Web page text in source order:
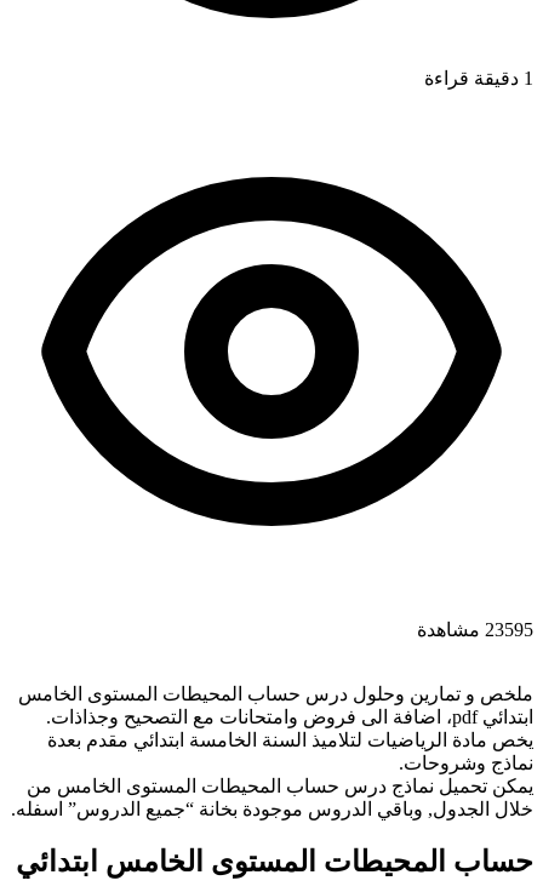
1 دقيقة قراءة
23595 مشاهدة
ملخص و تمارين وحلول درس حساب المحيطات المستوى الخامس
ابتدائي pdf، اضافة الى فروض وامتحانات مع التصحيح وجذاذات.
يخص مادة الرياضيات لتلاميذ السنة الخامسة ابتدائي مقدم بعدة
نماذج وشروحات.
يمكن تحميل نماذج درس حساب المحيطات المستوى الخامس من
خلال الجدول, وباقي الدروس موجودة بخانة “جميع الدروس” اسفله.
حساب المحيطات المستوى الخامس ابتدائي